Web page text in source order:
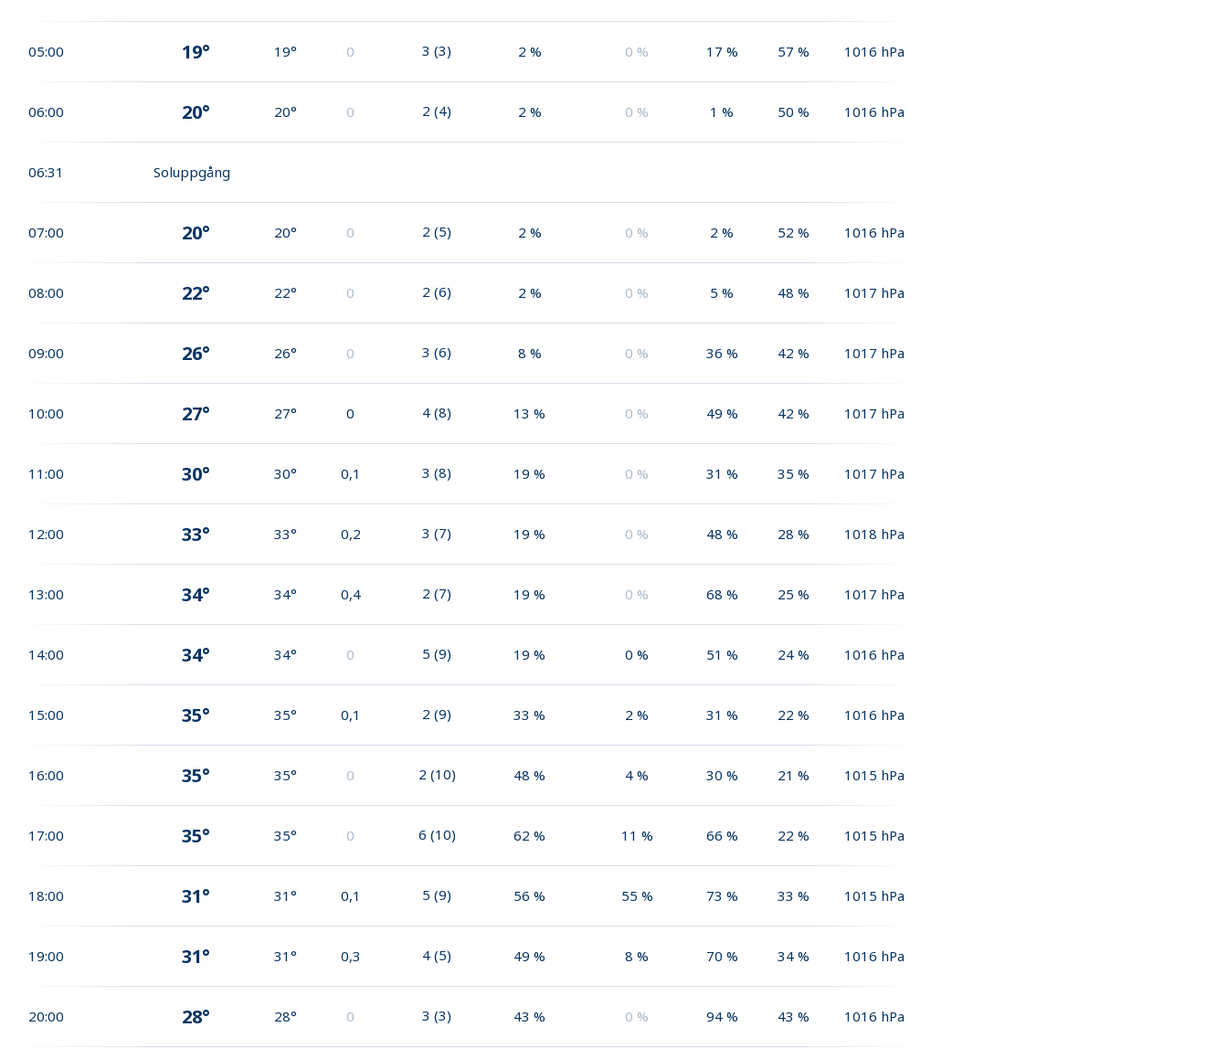
05:00 19° 19° 0 3 (3) 2 % 0 % 17 % 57 % 1016 hPa
06:00 20° 20° 0 2 (4) 2 % 0 % 1 % 50 % 1016 hPa
06:31 Soluppgång
07:00 20° 20° 0 2 (5) 2 % 0 % 2 % 52 % 1016 hPa
08:00 22° 22° 0 2 (6) 2 % 0 % 5 % 48 % 1017 hPa
09:00 26° 26° 0 3 (6) 8 % 0 % 36 % 42 % 1017 hPa
10:00 27° 27° 0 4 (8) 13 % 0 % 49 % 42 % 1017 hPa
11:00 30° 30° 0,1 3 (8) 19 % 0 % 31 % 35 % 1017 hPa
12:00 33° 33° 0,2 3 (7) 19 % 0 % 48 % 28 % 1018 hPa
13:00 34° 34° 0,4 2 (7) 19 % 0 % 68 % 25 % 1017 hPa
14:00 34° 34° 0 5 (9) 19 % 0 % 51 % 24 % 1016 hPa
15:00 35° 35° 0,1 2 (9) 33 % 2 % 31 % 22 % 1016 hPa
16:00 35° 35° 0 2 (10) 48 % 4 % 30 % 21 % 1015 hPa
17:00 35° 35° 0 6 (10) 62 % 11 % 66 % 22 % 1015 hPa
18:00 31° 31° 0,1 5 (9) 56 % 55 % 73 % 33 % 1015 hPa
19:00 31° 31° 0,3 4 (5) 49 % 8 % 70 % 34 % 1016 hPa
20:00 28° 28° 0 3 (3) 43 % 0 % 94 % 43 % 1016 hPa